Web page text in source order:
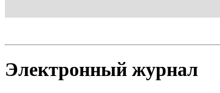
Электронный журнал